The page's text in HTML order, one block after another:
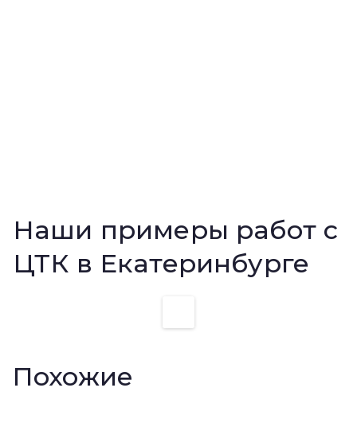
Наши примеры работ с
ЦТК в Екатеринбурге
Похожие